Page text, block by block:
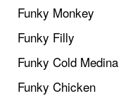
Funky Monkey
Funky Filly
Funky Cold Medina
Funky Chicken